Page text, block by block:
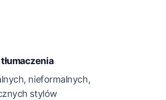
nieformalnych,
stylów